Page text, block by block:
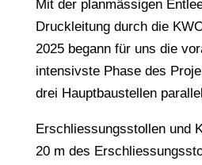
Mit der planmässigen
Druckleitung durch die
2025 begann für uns die
intensivste Phase des
drei Hauptbaustellen
Erschliessungsstollen und
20 m des